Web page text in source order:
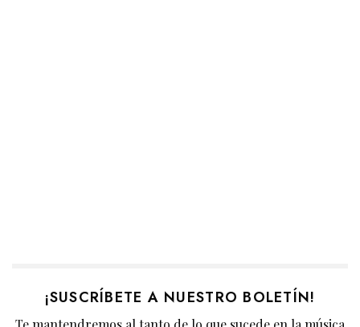
¡SUSCRÍBETE A NUESTRO BOLETÍN!